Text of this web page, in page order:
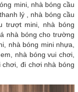
mini, nhà bóng cầu
lý , nhà bóng cầu
trượt mini, nhà bóng
nhà bóng cho trường
nhà bóng mini nhựa,
nhà bóng vui chơi,
đi chơi nhà bóng